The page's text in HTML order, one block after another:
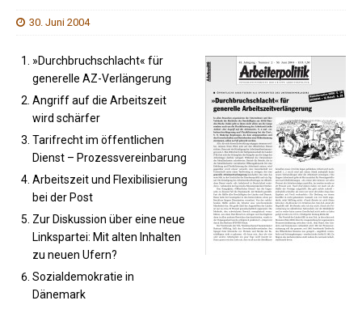
30. Juni 2004
»Durchbruchschlacht« für
generelle AZ-Verlängerung
Angriff auf die Arbeitszeit
wird schärfer
Tarifrecht im öffentlichen
Dienst – Prozessvereinbarung
Arbeitszeit und Flexibilisierung
bei der Post
Zur Diskussion über eine neue
Linkspartei: Mit alten Inhalten
zu neuen Ufern?
Sozialdemokratie in
Dänemark